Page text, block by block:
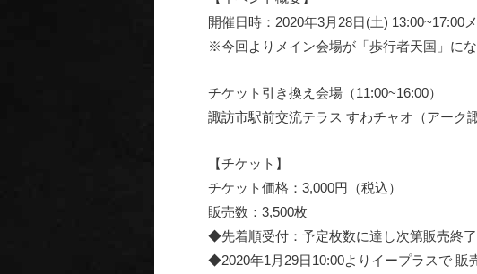
開催日時：2020年3月28日(土) 13:00~17:00
※今回よりメイン会場が「歩行者天国」にな
チケット引き換え会場（11:00~16:00）
諏訪市駅前交流テラス すわチャオ（アーク諏
【チケット】
チケット価格：3,000円（税込）
販売数：3,500枚
◆先着順受付：予定枚数に達し次第販売終了
◆2020年1月29日10:00よりイープラスで 販